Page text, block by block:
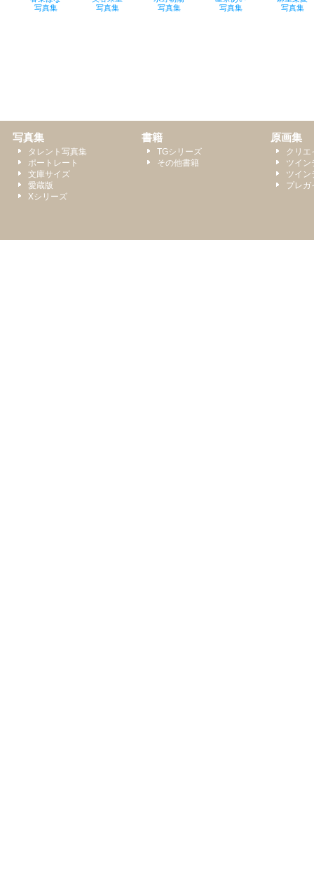
写真集
タレント写真集
ポートレート
文庫サイズ
愛蔵版
Xシリーズ
書籍
TGシリーズ
その他書籍
原画集
クリ
ツイン
ツイン
プレガ